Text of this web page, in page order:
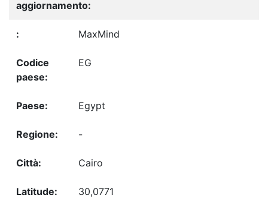
MaxMind
EG
Egypt
-
Cairo
30,0771